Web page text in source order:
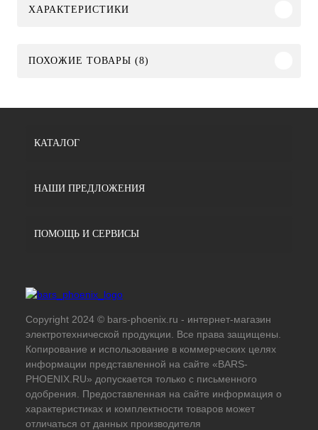
ХАРАКТЕРИСТИКИ
ПОХОЖИЕ ТОВАРЫ (8)
КАТАЛОГ
НАШИ ПРЕДЛОЖЕНИЯ
ПОМОЩЬ И СЕРВИСЫ
Copyright 2024 © bars-phoenix.ru - интернет-магазин
электротехнической продукции. Все права защищены.
Копирование и использование в коммерческих целях
информации представленной на сайте «BARS-
PHOENIX.RU» допускается только с письменного
одобрения. Предоставленная на сайте информация о
характеристиках и комплектности товаров может
отличаться от данных производителя